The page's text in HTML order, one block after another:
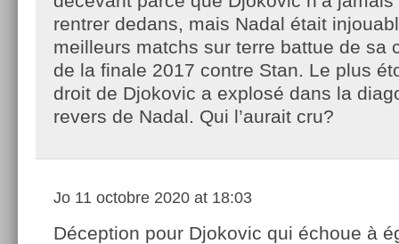
rentrer dedans, mais Nadal était
meilleurs matchs sur terre battue de sa
de la finale 2017 contre Stan. Le plus
droit de Djokovic a explosé dans la
revers de Nadal. Qui l’aurait cru?
Jo 11 octobre 2020 at 18:03
Déception pour Djokovic qui échoue à